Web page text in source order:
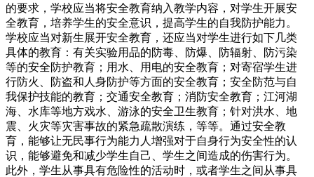
的要求，学校应当将安全教育纳入教学内容，对学生开展安
全教育，培养学生的安全意识，提高学生的自我防护能力。
学校应当对新生展开安全教育，还应当对学生进行如下几类
具体的教育：有关实验用品的防毒、防爆、防辐射、防污染
等的安全防护教育；用水、用电的安全教育；对寄宿学生进
行防火、防盗和人身防护等方面的安全教育；安全防范与自
我保护技能的教育；交通安全教育；消防安全教育；江河湖
海、水库等地方戏水、游泳的安全卫生教育；针对洪水、地
震、火灾等灾害事故的紧急疏散演练，等等。通过安全教
育，能够让无民事行为能力人增强对于自身行为安全性的认
识，能够避免和减少学生自己、学生之间造成的伤害行为。
此外，学生从事具有危险性的活动时，或者学生之间从事具